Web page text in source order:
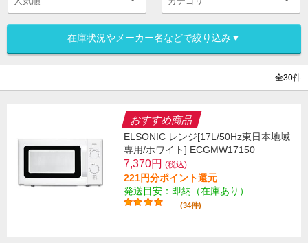
在庫状況やメーカー名などで絞り込み▼
全30件
おすすめ商品
ELSONIC レンジ[17L/50Hz東日本地域
専用/ホワイト] ECGMW17150
7,370円 (税込)
221円分ポイント還元
発送目安：即納（在庫あり）
(34件)